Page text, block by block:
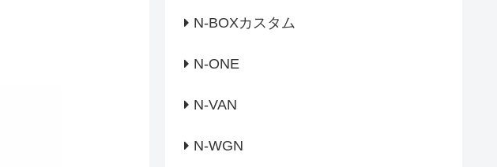
N-BOXカスタム
N-ONE
N-VAN
N-WGN